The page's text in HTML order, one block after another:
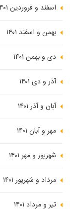
اسفند و فروردین ۱۴۰۱
بهمن و اسفند ۱۴۰۱
دی و بهمن ۱۴۰۱
آذر و دی ۱۴۰۱
آبان و آذر ۱۴۰۱
مهر و آبان ۱۴۰۱
شهریور و مهر ۱۴۰۱
مرداد و شهریور ۱۴۰۱
تیر و مرداد ۱۴۰۱